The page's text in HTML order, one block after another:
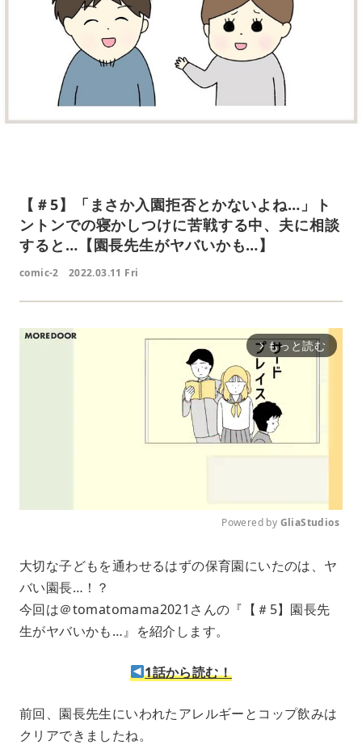
【＃5】「まさか入園拒否とかないよね…」ト
ントンでの寝かしつけに苦戦する中、夫に相談
すると…【園長先生がヤバいかも…】
comic-2 2022.03.11 Fri
arrow_forward_ios もっと読む
u
e
Powered by GliaStudios
大切な子どもを通わせるはずの保育園にいたのは、ヤ
バい園長…！？
今回は＠tomatomama2021さんの『【＃5】園長先
生がヤバいかも…』を紹介します。
1話から読む！
前回、園長先生にいわれたアレルギーとコップ飲みは
クリアできましたね。